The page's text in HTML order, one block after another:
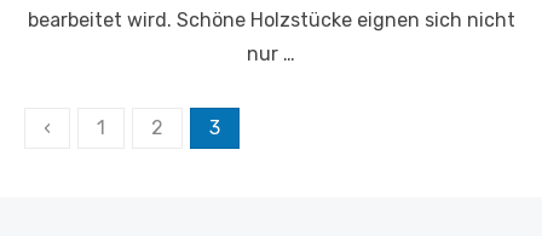
bearbeitet wird. Schöne Holzstücke eignen sich nicht
nur …
Seitennummerierung
‹ 1 2 3